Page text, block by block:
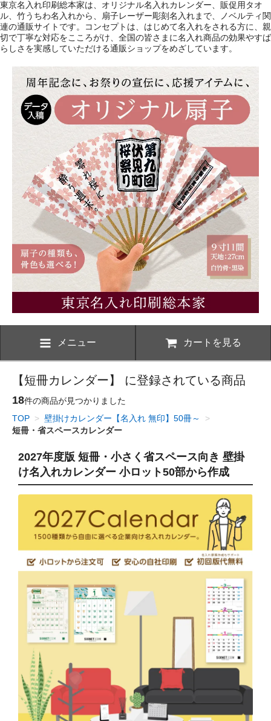
東京名入れ印刷総本家は、オリジナル名入れカレンダー、販促用タオ
ル、竹うちわ名入れから、扇子レーザー彫刻名入れまで、ノベルティ関
連の通販サイトです。コンセプトは、はじめて名入れをされる方に、親
切で丁寧な対応をこころがけ、全国の皆さまに名入れ商品の効果やすば
らしさを実感していただける通販ショップをめざしています。
メニュー カートを見る
【短冊カレンダー】 に登録されている商品
18件の商品が見つかりました
TOP > 壁掛けカレンダー【名入れ 無印】50冊～
>
短冊・省スペースカレンダー
2027年度版 短冊・小さく省スペース向き 壁掛
け名入れカレンダー 小ロット50部から作成